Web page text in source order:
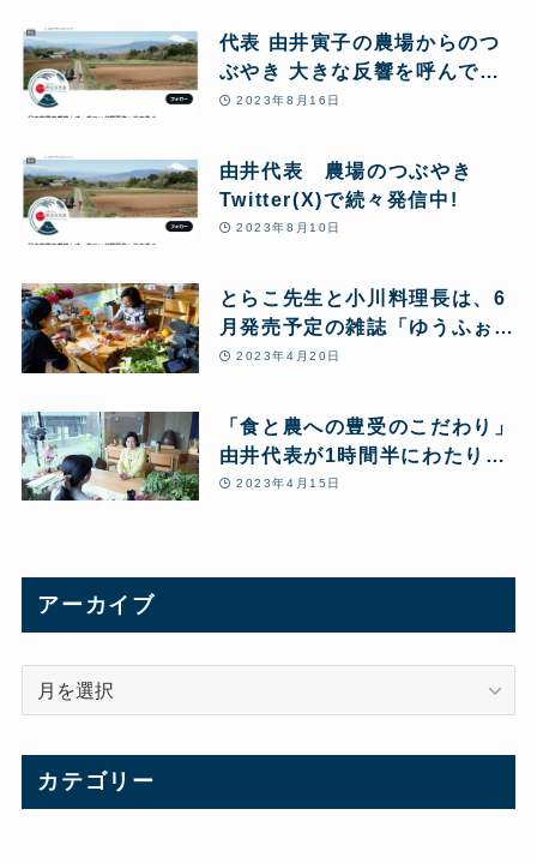
代表 由井寅子の農場からのつ
ぶやき 大きな反響を呼んでい
ます 一部紹介
2023年8月16日
由井代表 農場のつぶやき
Twitter(X)で続々発信中!
2023年8月10日
とらこ先生と小川料理長は、6
月発売予定の雑誌「ゆうふぉり
あ」の取材を受けました
2023年4月20日
「食と農への豊受のこだわり」
由井代表が1時間半にわたり雑
誌『セラピスト』の取材を受け
2023年4月15日
アーカイブ
ブ
カテゴリー